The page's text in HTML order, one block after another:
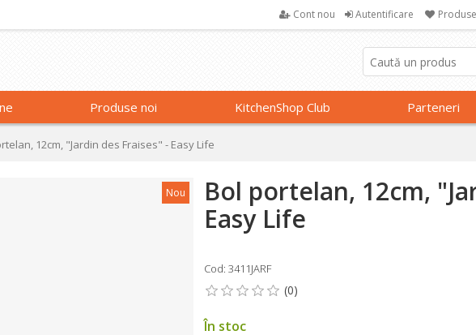
Cont nou Autentificare
Produse noi KitchenShop Club Parteneri
12cm, "Jardin des Fraises" - Easy Life
Nou
Bol portelan, 12cm,
Easy Life
Cod: 3411JARF
În stoc